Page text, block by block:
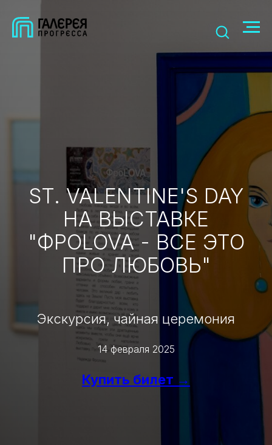
ST. VALENTINE'S DAY
НА ВЫСТАВКЕ
"ФРОLOVA - ВСЕ ЭТО
ПРО ЛЮБОВЬ"
Экскурсия, чайная церемония
14 февраля 2025
Купить билет →